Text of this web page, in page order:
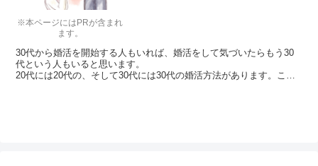
※本ページにはPRが含まれ
ます。
30代から婚活を開始する人もいれば、婚活をして気づいたらもう30
代という人もいると思います。
20代には20代の、そして30代には30代の婚活方法があります。ここ